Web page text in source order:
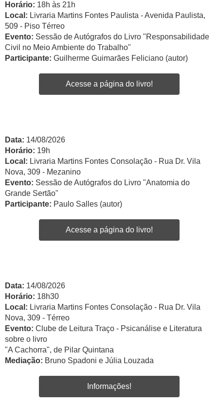
Horário: 18h às 21h
Local: Livraria Martins Fontes Paulista - Avenida Paulista,
509 - Piso Térreo
Evento: Sessão de Autógrafos do Livro "Responsabilidade
Civil no Meio Ambiente do Trabalho"
Participante: Guilherme Guimarães Feliciano (autor)
Acesse a página do livro!
Data: 14/08/2026
Horário: 19h
Local: Livraria Martins Fontes Consolação - Rua Dr. Vila
Nova, 309 - Mezanino
Evento: Sessão de Autógrafos do Livro "Anatomia do
Grande Sertão"
Participante: Paulo Salles (autor)
Acesse a página do livro!
Data: 14/08/2026
Horário: 18h30
Local: Livraria Martins Fontes Consolação - Rua Dr. Vila
Nova, 309 - Térreo
Evento: Clube de Leitura Traço - Psicanálise e Literatura
sobre o livro
"A Cachorra", de Pilar Quintana
Mediação: Bruno Spadoni e Júlia Louzada
Informações!